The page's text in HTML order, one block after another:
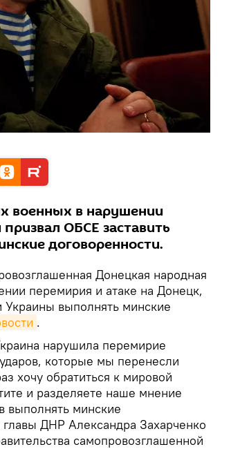
военных в нарушении
ОБСЕ заставить
договоренности.
Донецкая народная
перемирия и атаке на Донецк,
Украины выполнять минские
.
нарушила перемирие
которые мы перенесли
хочу обратиться к мировой
и разделяете наше мнение
выполнять минские
ДНР Александра Захарченко
самопровозглашенной